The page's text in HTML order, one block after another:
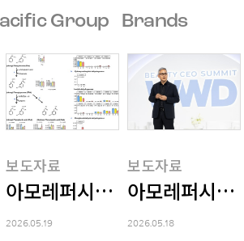
Group Brands
랜드 '르쥬'와 'Rooms of
보도자료
아모레퍼시픽, 마이크로바이
2026.05.19
보도자료
아모레퍼시
2026.05.18